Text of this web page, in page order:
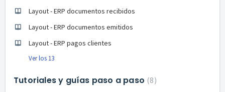
Layout - ERP documentos recibidos
Layout - ERP documentos emitidos
Layout - ERP pagos clientes
Ver los 13
Tutoriales y guías paso a paso 8